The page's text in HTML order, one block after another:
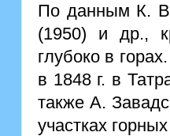
По данным К.
(1950) и др.,
глубоко в
в 1848 г. в
также А.
участках